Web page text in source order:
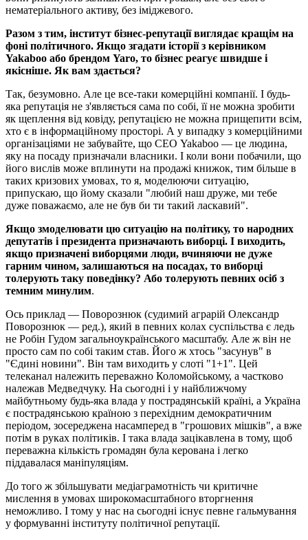
нематеріального активу, без іміджевого.
Разом з тим, інститут бізнес-репутації виглядає кращім на
фоні політичного. Якщо згадати історії з керівником
Yakaboo або брендом Yaro, то бізнес реагує швидше і
якісніше. Як вам здається?
Так, безумовно. Але це все-таки комерційні компанії. І будь-
яка репутація не з'являється сама по собі, її не можна зробити
як щеплення від ковіду, репутацією не можна прищепити всім,
хто є в інформаційному просторі. А у випадку з комерційними
організаціями не забувайте, що СЕО Yakaboo — це людина,
яку на посаду призначали власники. І коли вони побачили, що
його вислів може вплинути на продажі книжок, тим більше в
таких кризових умовах, то я, моделюючи ситуацію,
припускаю, що йому сказали "любий наш друже, ми тебе
дуже поважаємо, але не був би ти такий ласкавий".
Якщо змоделювати цю ситуацію на політику, то народних
депутатів і президента призначають виборці. І виходить,
якщо призначені виборцями люди, вчиняючи не дуже
гарним чином, залишаються на посадах, то виборці
толерують таку поведінку? Або толерують певних осіб з
темним минулим.
Ось приклад — Поворознюк (судимий аграрій Олександр
Поворознюк — ред.), який в певних колах суспільства є ледь
не Робін Гудом загальноукраїнського масштабу. Але ж він не
просто сам по собі таким став. Його ж хтось "засунув" в
"Єдині новини". Він там виходить у слоті "1+1". Цей
телеканал належить переважно Коломойському, а частково
належав Медведчуку. На сьогодні і у найближчому
майбутньому будь-яка влада у пострадянській країні, а Україна
є пострадянською країною з перехідним демократичним
періодом, зосереджена насамперед в "грошових мішків", а вже
потім в руках політиків. І така влада зацікавлена в тому, щоб
переважна кількість громадян була керована і легко
піддавалася маніпуляціям.
До того ж збільшувати медіаграмотність чи критичне
мислення в умовах широкомасштабного вторгнення
неможливо. І тому у нас на сьогодні існує певне гальмування
у формуванні інституту політичної репутації.